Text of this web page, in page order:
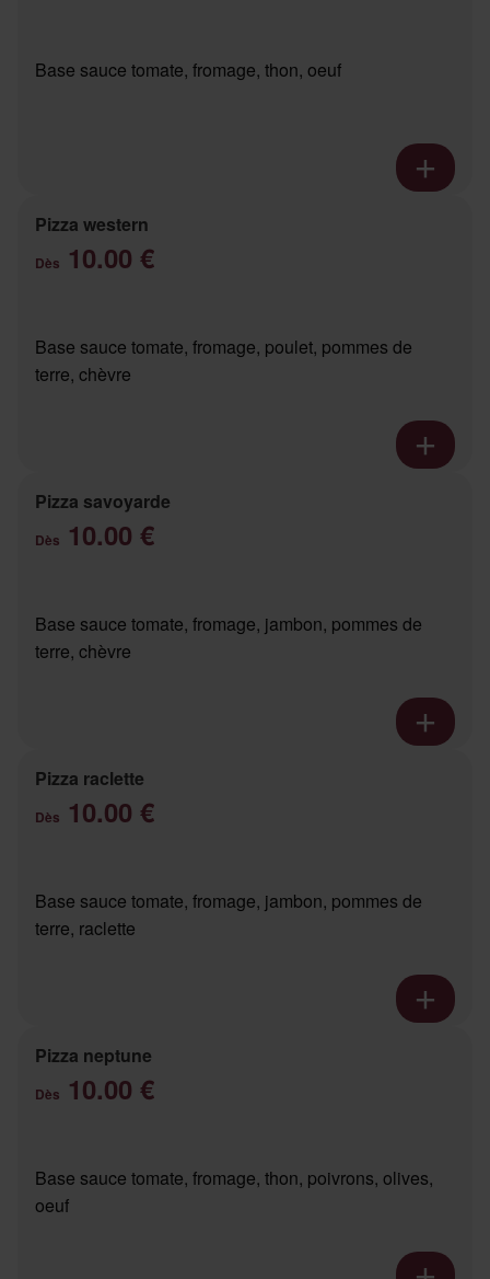
Base sauce tomate, fromage, thon, oeuf
Pizza western
Dès 10.00 €
Base sauce tomate, fromage, poulet, pommes de
terre, chèvre
Pizza savoyarde
Dès 10.00 €
Base sauce tomate, fromage, jambon, pommes de
terre, chèvre
Pizza raclette
Dès 10.00 €
Base sauce tomate, fromage, jambon, pommes de
terre, raclette
Pizza neptune
Dès 10.00 €
Base sauce tomate, fromage, thon, poivrons, olives,
oeuf